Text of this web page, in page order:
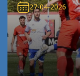
27-04-2026